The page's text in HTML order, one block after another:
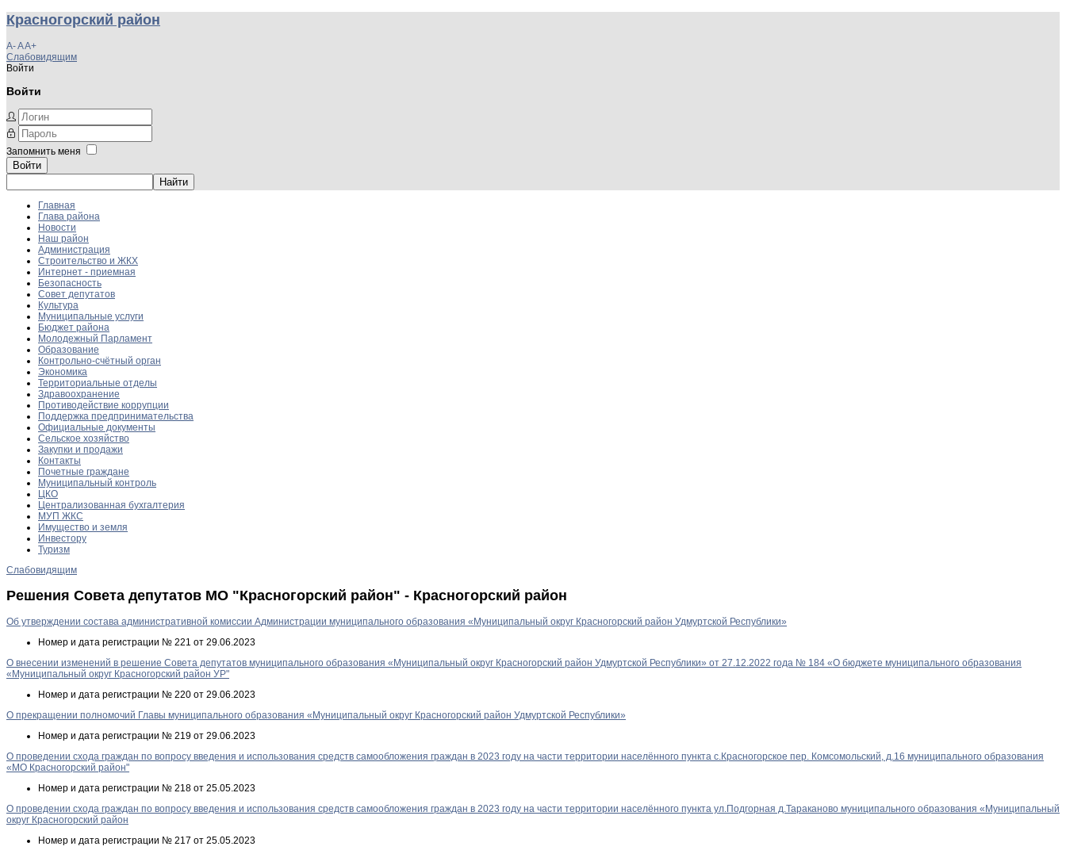
Красногорский район
A-AA+
Слабовидящим
Войти
Войти
Запомнить меня
Войти
Главная
Глава района
Новости
Наш район
Администрация
Строительство и ЖКХ
Интернет - приемная
Безопасность
Совет депутатов
Культура
Муниципальные услуги
Бюджет района
Молодежный Парламент
Образование
Контрольно-счётный орган
Экономика
Территориальные отделы
Здравоохранение
Противодействие коррупции
Поддержка предпринимательства
Официальные документы
Сельское хозяйство
Закупки и продажи
Контакты
Почетные граждане
Муниципальный контроль
ЦКО
Централизованная бухгалтерия
МУП ЖКС
Имущество и земля
Инвестору
Туризм
Слабовидящим
Решения Совета депутатов МО "Красногорский район" - Красногорский район
Об утверждении состава административной комиссии Администрации муниципального образования «Муниципальный округ Красногорский район Удмуртской Республики»
Номер и дата регистрации № 221 от 29.06.2023
О внесении изменений в решение Совета депутатов муниципального образования «Муниципальный округ Красногорский район Удмуртской Республики» от 27.12.2022 года № 184 «О бюджете муниципального образования
«Муниципальный округ Красногорский район УР"
Номер и дата регистрации № 220 от 29.06.2023
О прекращении полномочий Главы муниципального образования «Муниципальный округ Красногорский район Удмуртской Республики»
Номер и дата регистрации № 219 от 29.06.2023
О проведении схода граждан по вопросу введения и использования средств самообложения граждан в 2023 году на части территории населённого пункта с.Красногорское пер. Комсомольский, д.16 муниципального образования
«МО Красногорский район"
Номер и дата регистрации № 218 от 25.05.2023
О проведении схода граждан по вопросу введения и использования средств самообложения граждан в 2023 году на части территории населённого пункта ул.Подгорная д.Тараканово муниципального образования «Муниципальный
округ Красногорский район
Номер и дата регистрации № 217 от 25.05.2023